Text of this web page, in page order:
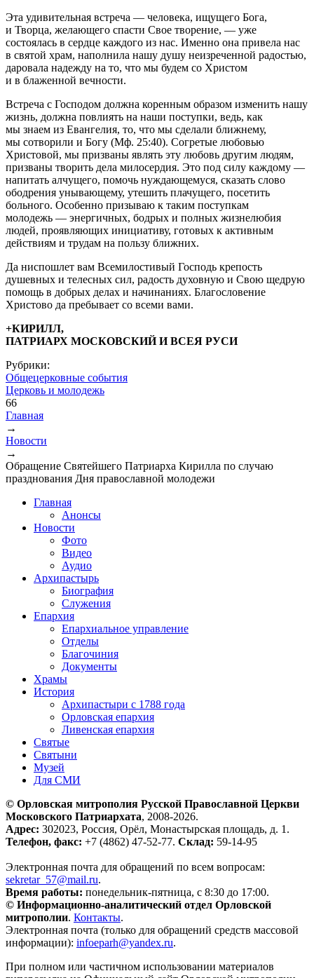
Эта удивительная встреча — человека, ищущего Бога,
и Творца, желающего спасти Свое творение, — уже
состоялась в сердце каждого из нас. Именно она привела нас
в святой храм, наполнила нашу душу неизреченной радостью,
даровала надежду на то, что мы будем со Христом
и в блаженной вечности.
Встреча с Господом должна коренным образом изменить нашу
жизнь, должна повлиять на наши поступки, ведь, как
мы знаем из Евангелия, то, что мы сделали ближнему,
мы сотворили и Богу (Мф. 25:40). Согретые любовью
Христовой, мы призваны являть эту любовь другим людям,
призваны творить дела милосердия. Это под силу каждому —
напитать алчущего, помочь нуждающемуся, сказать слово
ободрения унывающему, утешить плачущего, посетить
больного. Особенно призываю к таким поступкам
молодежь — энергичных, бодрых и полных жизнелюбия
людей, проявляющих инициативу, готовых к активным
действиям и трудам на пользу ближних.
Да ниспошлет вам Всемилостивый Господь крепость
душевных и телесных сил, радость духовную и Свою щедрую
помощь в добрых делах и начинаниях. Благословение
Христово да пребывает со всеми вами.
+КИРИЛЛ,
ПАТРИАРХ МОСКОВСКИЙ И ВСЕЯ РУСИ
Рубрики:
Общецерковные события
Церковь и молодежь
66
Вы здесь
Главная
→
Новости
→
Обращение Святейшего Патриарха Кирилла по случаю
празднования Дня православной молодежи
Главная
Анонсы
Новости
Фото
Видео
Аудио
Архипастырь
Биография
Служения
Епархия
Епархиальное управление
Отделы
Благочиния
Документы
Храмы
История
Архипастыри с 1788 года
Орловская епархия
Ливенская епархия
Святые
Святыни
Музей
Для СМИ
© Орловская митрополия Русской Православной Церкви
Московского Патриархата, 2008-2026.
Адрес: 302023, Россия, Орёл, Монастырская площадь, д. 1.
Телефон, факс: +7 (4862) 47-52-77. Склад: 59-14-95
Электронная почта для обращений по всем вопросам:
sekretar_57@mail.ru.
Время работы: понедельник-пятница, с 8:30 до 17:00.
© Информационно-аналитический отдел Орловской
митрополии. Контакты.
Электронная почта (только для обращений средств массовой
информации): infoeparh@yandex.ru.
При полном или частичном использовании материалов